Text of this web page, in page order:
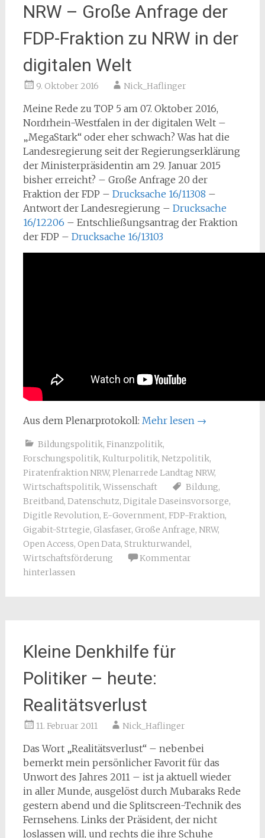
NRW – Große Anfrage der
FDP-Fraktion zu NRW in der
digitalen Welt
9. Oktober 2016 Nick_Haflinger
Meine Rede zu TOP 5 am 07. Oktober 2016,
Nordrhein-Westfalen in der digitalen Welt –
„MegaStark“ oder eher schwach? Was hat die
Landesregierung seit der Regierungserklärung
der Ministerpräsidentin am 29. Januar 2015
bisher erreicht? – Große Anfrage 20 der
Fraktion der FDP – Drucksache 16/11308 –
Antwort der Landesregierung – Drucksache
16/12206 – Entschließungsantrag der Fraktion
der FDP – Drucksache 16/13103
Aus dem Plenarprotokoll: Mehr lesen →
Bildungspolitik, Finanzpolitik,
Forschungspolitik, Kulturpolitik, Netzpolitik,
Piratenfraktion NRW, Plenarrede Landtag NRW,
Wirtschaftspolitik, Wissenschaft Bildung,
Breitband, Datenschutz, Digitale Daseinsvorsorge,
Digitle Revolution, E-Government, FDP-Fraktion,
Gigabit-Strtegie, Glasfaser, Große Anfrage, NRW,
Open Access, Open Data, Strukturwandel,
Wirtschaftsförderung
Kommentar
hinterlassen
Kleine Denkhilfe für
Politiker – heute:
Realitätsverlust
11. Februar 2011 Nick_Haflinger
Das Wort „Realitätsverlust“ – nebenbei
bemerkt mein persönlicher Favorit für das
Unwort des Jahres 2011 – ist ja aktuell wieder
in aller Munde, ausgelöst durch Mubaraks Rede
gestern abend und die Splitscreen-Technik des
Fernsehens. Links der Präsident, der nicht
loslassen will, und rechts die ihre Schuhe